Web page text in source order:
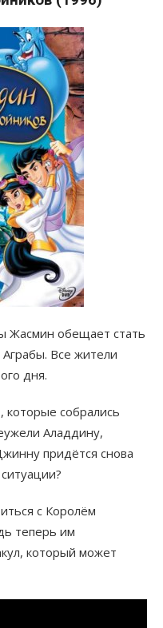
Жасмин обещает стать
Все жители
дня.
которые собрались
Аладдину,
придётся снова
с Королём
теперь им
который может